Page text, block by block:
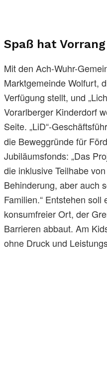
Spaß hat Vorrang
Mit den Ach-Wuhr-
Marktgemeinde Wolfurt,
Verfügung stellt, und
Vorarlberger Kinderdorf
Seite. „LiD“-
die Beweggründe für
Jubiläumsfonds: „Das
die inklusive Teilhabe
Behinderung, aber auch
Familien.“ Entstehen
konsumfreier Ort, der
Barrieren abbaut. Am
ohne Druck und